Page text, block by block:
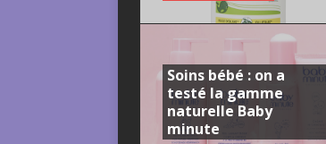
Soins bébé : on a
testé la gamme
naturelle Baby
minute